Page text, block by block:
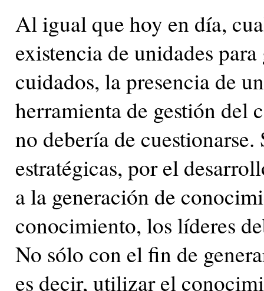
Al igual que hoy en día,
existencia de unidades
cuidados, la presencia de
herramienta de gestión del
no debería de
estratégicas, por el
a la generación de
conocimiento, los líderes
No sólo con el fin de
es decir, utilizar el